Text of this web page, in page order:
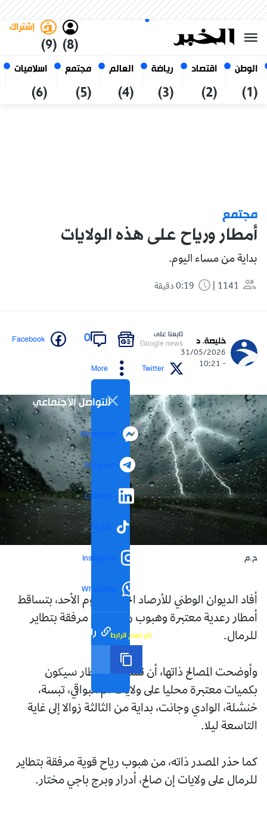
الوطن
(1)
اقتصاد
(2)
رياضة
(3)
العالم
(4)
مجتمع
(5)
اسلاميات
(6)
(8)
إشتراك
(9)
أغسطس 2026
الجزائر
مجتمع
أمطار ورياح على هذه الولايات
بداية من مساء اليوم.
1141
خليصة. د
31/05/2026
- 10:21
تابعنا على
Google news
0
Facebook
Twitter
More
التواصل الاجتماعي
Messenger
Telegram
LinkedIn
TikTok
Instagram
WhatsApp
رابط مختصر تم نسخ الرابط
ح.م
أفاد الديوان الوطني للأرصاد الجوية، اليوم الأحد، بتساقط
أمطار رعدية معتبرة وهبوب رياح قوية مرفقة بتطاير
للرمال.
وأوضحت المصالح ذاتها، أن تساقط الأمطار سيكون
بكميات معتبرة محليا على ولايات أم البواقي، تبسة،
خنشلة، الوادي وجانت، بداية من الثالثة زوالا إلى غاية
التاسعة ليلا.
كما حذر المصدر ذاته، من هبوب رياح قوية مرفقة بتطاير
للرمال على ولايات إن صالح، أدرار وبرج باجي مختار.